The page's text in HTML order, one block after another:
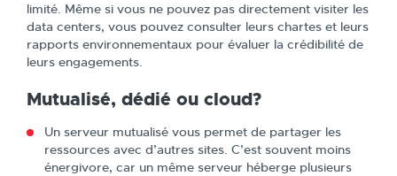
limité. Même si vous ne pouvez pas directement visiter les
data centers, vous pouvez consulter leurs chartes et leurs
rapports environnementaux pour évaluer la crédibilité de
leurs engagements.
Mutualisé, dédié ou cloud?
Un serveur mutualisé vous permet de partager les
ressources avec d’autres sites. C’est souvent moins
énergivore, car un même serveur héberge plusieurs